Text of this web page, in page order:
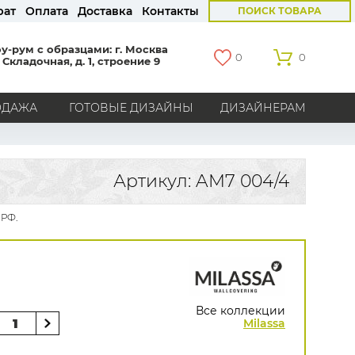
Оплата Доставка Контакты ПОИСК ТОВАРА
рум с образцами: г. Москва
Складочная, д. 1, строение 9
0 0
ГОТОВЫЕ ДИЗАЙНЫ ДИЗАЙНЕРАМ
Америка
Англия Бельгия
Германия
Голландия
Италия Россия Все страны
Bernardo Bartalucci
Zambaiti
AS Creation
Hygge Roll
Grandeco
Артикул: AM7 004/4
РФ.
Все коллекции
Milassa